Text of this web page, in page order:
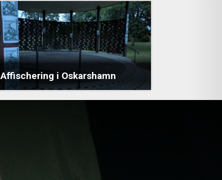
Affischering i Oskarshamn